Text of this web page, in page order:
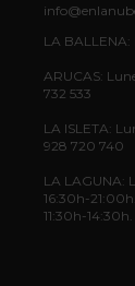
LA
ARUCAS:
732 533
LA ISLETA:
928 720 740
LA LAGUNA:
16:30h-
11:30h-